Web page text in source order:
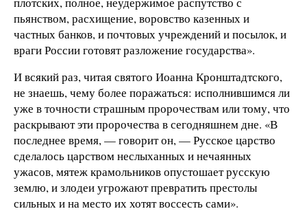
пьянством, расхищение, воровство казенных и
частных банков, и почтовых учреждений и посылок, и
враги России готовят разложение государства».
И всякий раз, читая святого Иоанна Кронштадтского,
не знаешь, чему более поражаться: исполнившимся ли
уже в точности страшным пророчествам или тому, что
раскрывают эти пророчества в сегодняшнем дне. «В
последнее время, — говорит он, — Русское царство
сделалось царством неслыханных и нечаянных
ужасов, мятеж крамольников опустошает русскую
землю, и злодеи угрожают превратить престолы
сильных и на место их хотят воссесть сами».